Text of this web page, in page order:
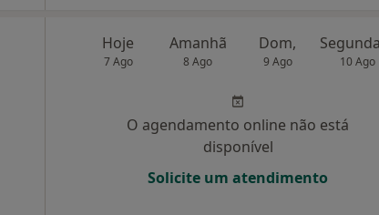
Hoje
7 Ago
Amanhã
8 Ago
Dom,
9 Ago 10 Ago
O agendamento online não está
disponível
Solicite um atendimento